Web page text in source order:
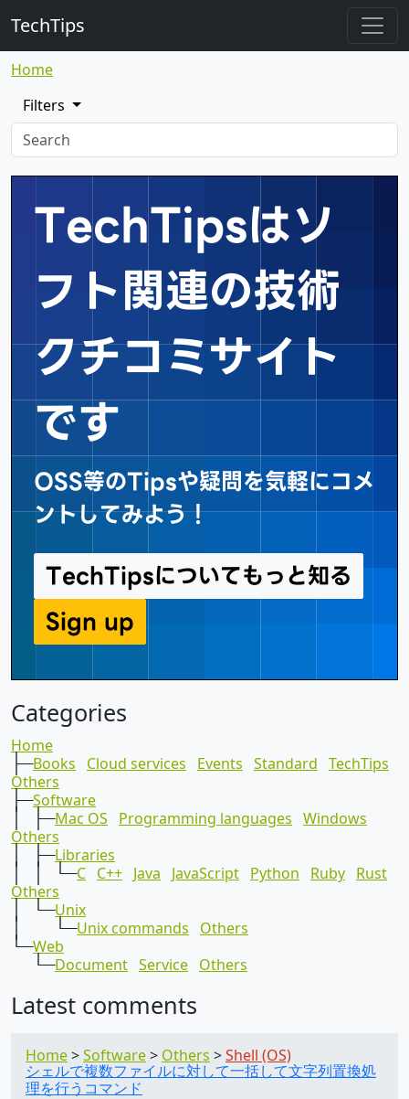
TechTips
Home
Filters
TechTipsはソ
フト関連の技術
クチコミサイト
です
OSS等のTipsや疑問を気軽にコメ
ントしてみよう！
TechTipsについてもっと知る
Sign up
TechTips
Categories
Home
├─Books Cloud services Events Standard TechTips
Others
├─Software
│ ├─Mac OS Programming languages Windows
Others
│ ├─Libraries
│ │ └─C C++ Java JavaScript Python Ruby Rust
Others
│ └─Unix
│ └─Unix commands Others
└─Web
└─Document Service Others
Latest comments
Home Software Others Shell (OS)
シェルで複数ファイルに対して一括して文字列置換処
理を行うコマンド